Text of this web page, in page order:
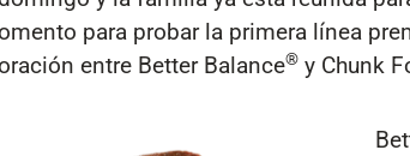
para probar la primera línea
entre Better Balance® y Chunk